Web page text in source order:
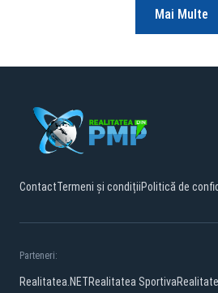
Mai Multe
ContactTermeni și condițiiPolitică de
Parteneri:
Realitatea.NETRealitatea Sportiva